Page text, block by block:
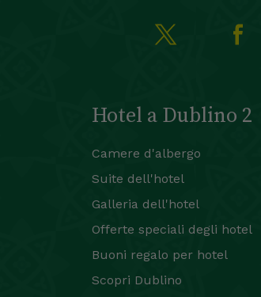
Hotel a Dublino 2
Camere d'albergo
Suite dell'hotel
Galleria dell'hotel
Offerte speciali degli hotel
Buoni regalo per hotel
Scopri Dublino